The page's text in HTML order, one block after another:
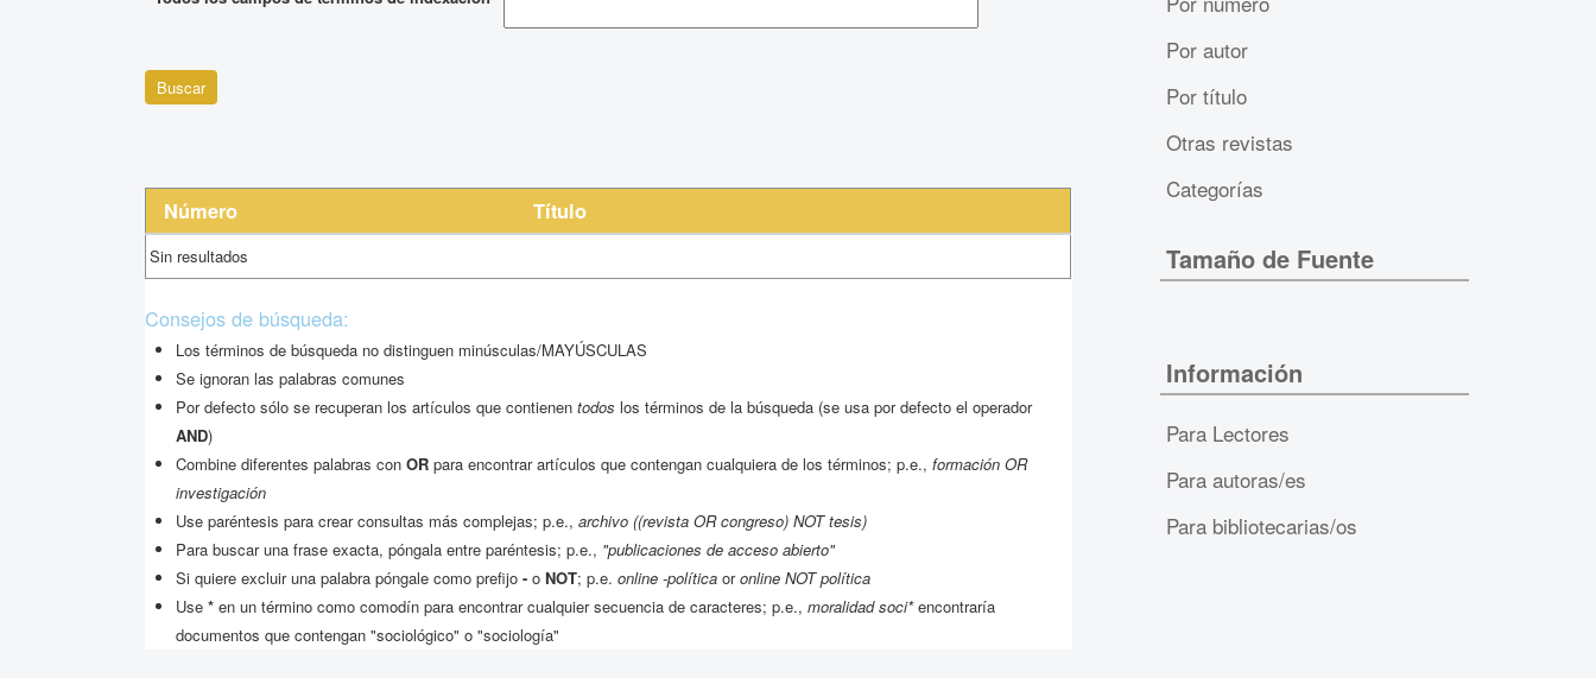
Número Título
Sin resultados
Consejos de búsqueda:
Los términos de búsqueda no distinguen minúsculas/MAYÚSCULAS
Se ignoran las palabras comunes
Por defecto sólo se recuperan los artículos que contienen todos los términos de la búsqueda (se usa por defecto el operador
AND)
Combine diferentes palabras con OR para encontrar artículos que contengan cualquiera de los términos; p.e., formación OR
investigación
Use paréntesis para crear consultas más complejas; p.e., archivo ((revista OR congreso) NOT tesis)
Para buscar una frase exacta, póngala entre paréntesis; p.e., "publicaciones de acceso abierto"
Si quiere excluir una palabra póngale como prefijo - o NOT; p.e. online -política oronline NOT política
Use * en un término como comodín para encontrar cualquier secuencia de caracteres; p.e., moralidad soci*encontraría
documentos que contengan "sociológico" o "sociología"
Por autor
Por título
Otras revistas
Categorías
Tamaño de Fuente
Información
Para Lectores
Para autoras/es
Para bibliotecarias/os